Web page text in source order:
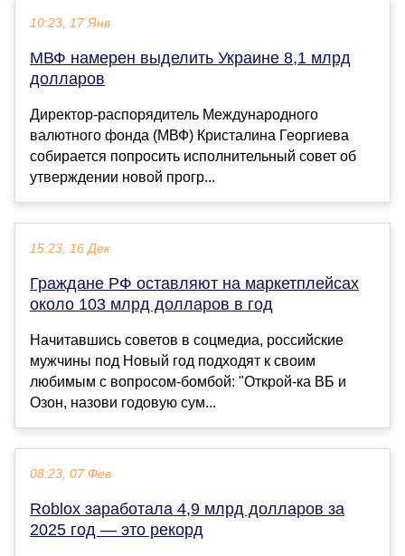
10:23, 17 Янв
МВФ намерен выделить Украине 8,1 млрд
долларов
Директор-распорядитель Международного
валютного фонда (МВФ) Кристалина Георгиева
собирается попросить исполнительный совет об
утверждении новой прогр...
15:23, 16 Дек
Граждане РФ оставляют на маркетплейсах
около 103 млрд долларов в год
Начитавшись советов в соцмедиа, российские
мужчины под Новый год подходят к своим
любимым с вопросом-бомбой: "Открой-ка ВБ и
Озон, назови годовую сум...
08:23, 07 Фев
Roblox заработала 4,9 млрд долларов за
2025 год — это рекорд